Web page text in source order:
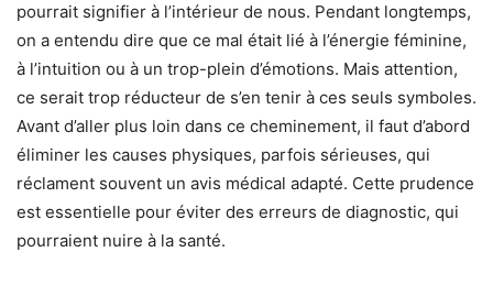
pourrait signifier à l’intérieur de nous. Pendant longtemps,
on a entendu dire que ce mal était lié à l’énergie féminine,
à l’intuition ou à un trop-plein d’émotions. Mais attention,
ce serait trop réducteur de s’en tenir à ces seuls symboles.
Avant d’aller plus loin dans ce cheminement, il faut d’abord
éliminer les causes physiques, parfois sérieuses, qui
réclament souvent un avis médical adapté. Cette prudence
est essentielle pour éviter des erreurs de diagnostic, qui
pourraient nuire à la santé.